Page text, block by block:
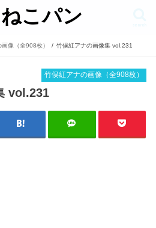
こパン
像（全908枚） 竹俣紅アナの画像集 vol.231
竹俣紅アナの画像（全908枚）
vol.231